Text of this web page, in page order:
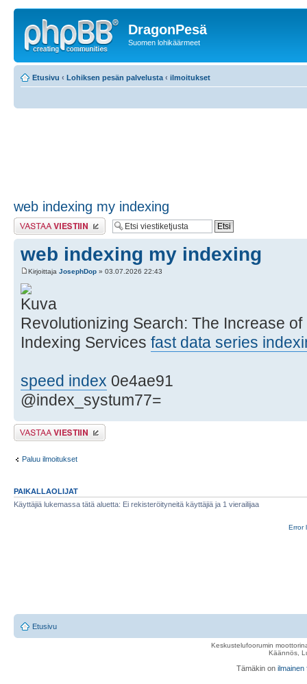
DragonPesä
Suomen lohikäärmeet
Etusivu ‹ Lohiksen pesän palvelusta ‹ ilmoitukset
web indexing my indexing
Lähetä vastaus
web indexing my indexing
Kirjoittaja JosephDop » 03.07.2026 22:43
Revolutionizing Search: The Increase
Indexing Services fast data series
speed index 0e4ae91
@index_systum77=
Lähetä vastaus
Paluu ilmoitukset
PAIKALLAOLIJAT
Käyttäjiä lukemassa tätä aluetta: Ei rekisteröityneitä käyttäjiä ja 1 vierailijaa
Error
Etusivu
Keskustelufoorumin
Käännös,
Tämäkin on ilmainen